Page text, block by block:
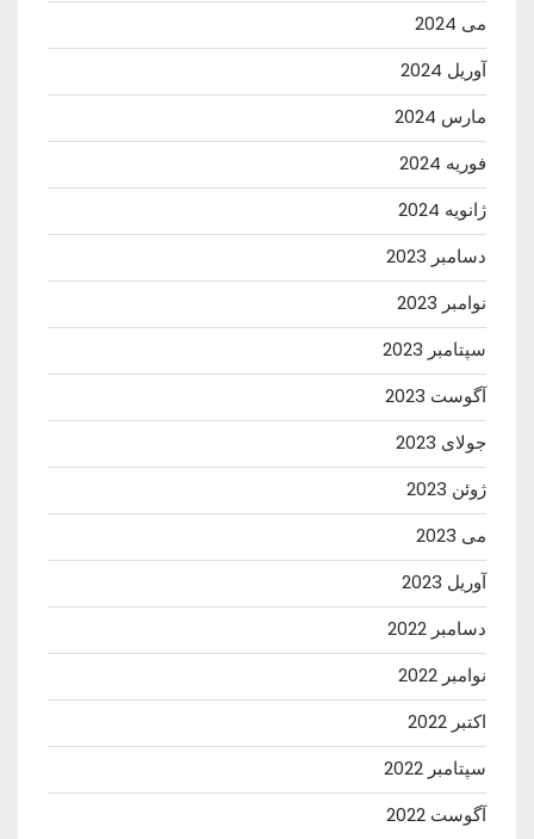
می 2024
آوریل 2024
مارس 2024
فوریه 2024
ژانویه 2024
دسامبر 2023
نوامبر 2023
سپتامبر 2023
آگوست 2023
جولای 2023
ژوئن 2023
می 2023
آوریل 2023
دسامبر 2022
نوامبر 2022
اکتبر 2022
سپتامبر 2022
آگوست 2022